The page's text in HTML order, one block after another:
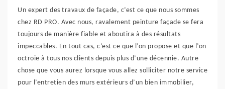
Un expert des travaux de façade, c’est ce que nous sommes
chez RD PRO. Avec nous, ravalement peinture façade se fera
toujours de manière fiable et aboutira à des résultats
impeccables. En tout cas, c’est ce que l’on propose et que l’on
octroie à tous nos clients depuis plus d’une décennie. Autre
chose que vous aurez lorsque vous allez solliciter notre service
pour l’entretien des murs extérieurs d’un bien immobilier,